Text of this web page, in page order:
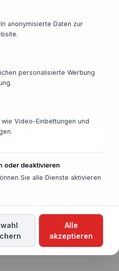
einholen!
vor Ort
anfragen
Minute!
Artikel
anonymisierte Daten zur
personalisierte Werbung
Video-Einbettungen und
oder deaktivieren
Sie alle Dienste aktivieren
Alle
akzeptieren